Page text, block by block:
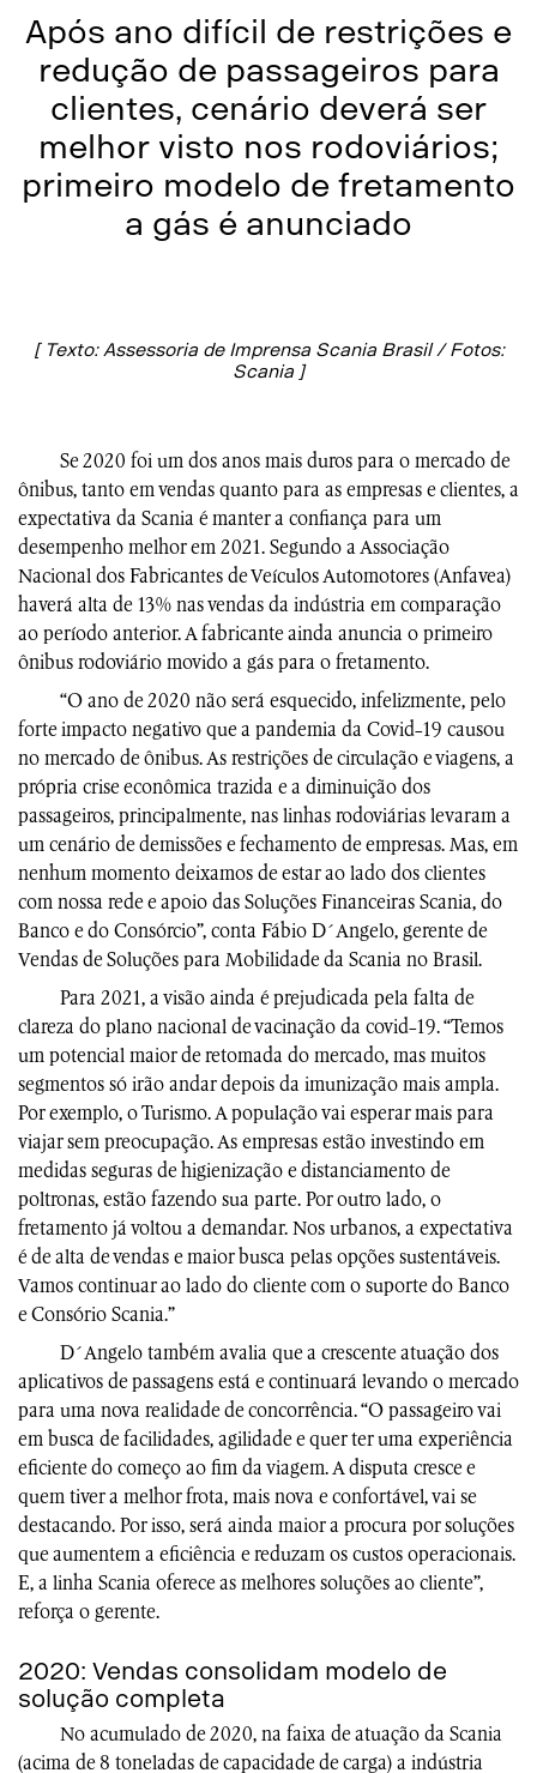
Após ano difícil de restrições e
redução de passageiros para
clientes, cenário deverá ser
melhor visto nos rodoviários;
primeiro modelo de fretamento
a gás é anunciado
[ Texto: Assessoria de Imprensa Scania Brasil / Fotos:
Scania ]
Se 2020 foi um dos anos mais duros para o mercado de
ônibus, tanto em vendas quanto para as empresas e clientes, a
expectativa da Scania é manter a confiança para um
desempenho melhor em 2021. Segundo a Associação
Nacional dos Fabricantes de Veículos Automotores (Anfavea)
haverá alta de 13% nas vendas da indústria em comparação
ao período anterior. A fabricante ainda anuncia o primeiro
ônibus rodoviário movido a gás para o fretamento.
“O ano de 2020 não será esquecido, infelizmente, pelo
forte impacto negativo que a pandemia da Covid-19 causou
no mercado de ônibus. As restrições de circulação e viagens, a
própria crise econômica trazida e a diminuição dos
passageiros, principalmente, nas linhas rodoviárias levaram a
um cenário de demissões e fechamento de empresas. Mas, em
nenhum momento deixamos de estar ao lado dos clientes
com nossa rede e apoio das Soluções Financeiras Scania, do
Banco e do Consórcio”, conta Fábio D´Angelo, gerente de
Vendas de Soluções para Mobilidade da Scania no Brasil.
Para 2021, a visão ainda é prejudicada pela falta de
clareza do plano nacional de vacinação da covid-19. “Temos
um potencial maior de retomada do mercado, mas muitos
segmentos só irão andar depois da imunização mais ampla.
Por exemplo, o Turismo. A população vai esperar mais para
viajar sem preocupação. As empresas estão investindo em
medidas seguras de higienização e distanciamento de
poltronas, estão fazendo sua parte. Por outro lado, o
fretamento já voltou a demandar. Nos urbanos, a expectativa
é de alta de vendas e maior busca pelas opções sustentáveis.
Vamos continuar ao lado do cliente com o suporte do Banco
e Consório Scania.”
D´Angelo também avalia que a crescente atuação dos
aplicativos de passagens está e continuará levando o mercado
para uma nova realidade de concorrência. “O passageiro vai
em busca de facilidades, agilidade e quer ter uma experiência
eficiente do começo ao fim da viagem. A disputa cresce e
quem tiver a melhor frota, mais nova e confortável, vai se
destacando. Por isso, será ainda maior a procura por soluções
que aumentem a eficiência e reduzam os custos operacionais.
E, a linha Scania oferece as melhores soluções ao cliente”,
reforça o gerente.
2020: Vendas consolidam modelo de
solução completa
No acumulado de 2020, na faixa de atuação da Scania
(acima de 8 toneladas de capacidade de carga) a indústria